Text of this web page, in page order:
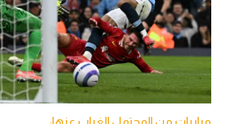
مباريات من المحتمل الغياب عنها: